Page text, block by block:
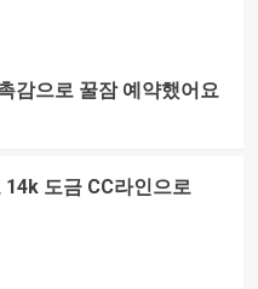
감으로 꿀잠 예약했어요
도금 CC라인으로